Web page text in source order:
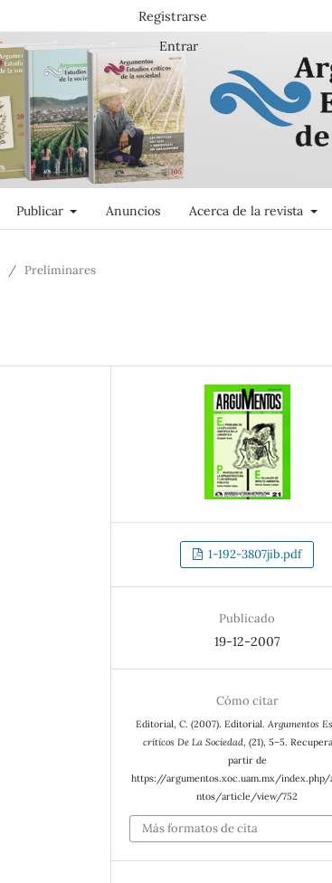
Publicar Anuncios Acerca de la revista
Registrarse
Entrar
/ Preliminares
1-192-3807jib.pdf
Publicado
19-12-2007
Cómo citar
Editorial, C. (2007). Editorial. Argumentos
críticos De La Sociedad, (21), 5–5.
partir de
https://argumentos.xoc.uam.mx/index.php/
ntos/article/view/752
Más formatos de cita